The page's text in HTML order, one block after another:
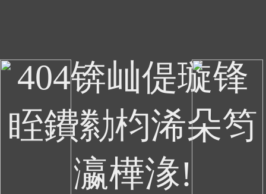
404锛屾偍璇锋
眰鐨勬枃浠朵笉
瀛樺湪!